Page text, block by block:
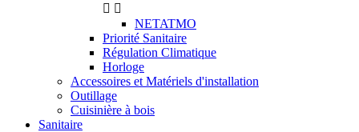
 
NETATMO
Priorité Sanitaire
Régulation Climatique
Horloge
Accessoires et Matériels d'installation
Outillage
Cuisinière à bois
Sanitaire